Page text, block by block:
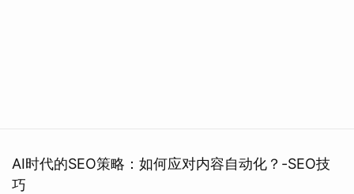
AI时代的SEO策略：如何应对内容自动化？-SEO技
巧